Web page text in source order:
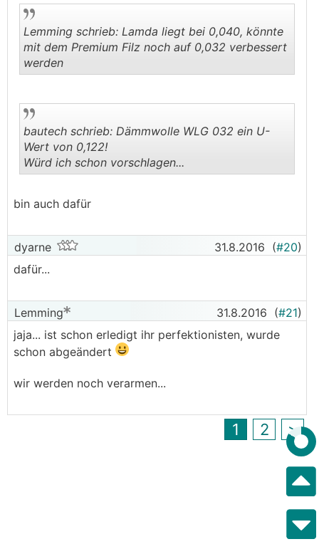
Lemming schrieb: Lamda liegt bei 0,040, könnte
mit dem Premium Filz noch auf 0,032 verbessert
werden
bautech schrieb: Dämmwolle WLG 032 ein U-
Wert von 0,122!
Würd ich schon vorschlagen...
bin auch dafür
dyarne 31.8.2016 (#20)
dafür...
Lemming 31.8.2016 (#21)
jaja... ist schon erledigt ihr perfektionisten, wurde
schon abgeändert
wir werden noch verarmen...
1 2 >